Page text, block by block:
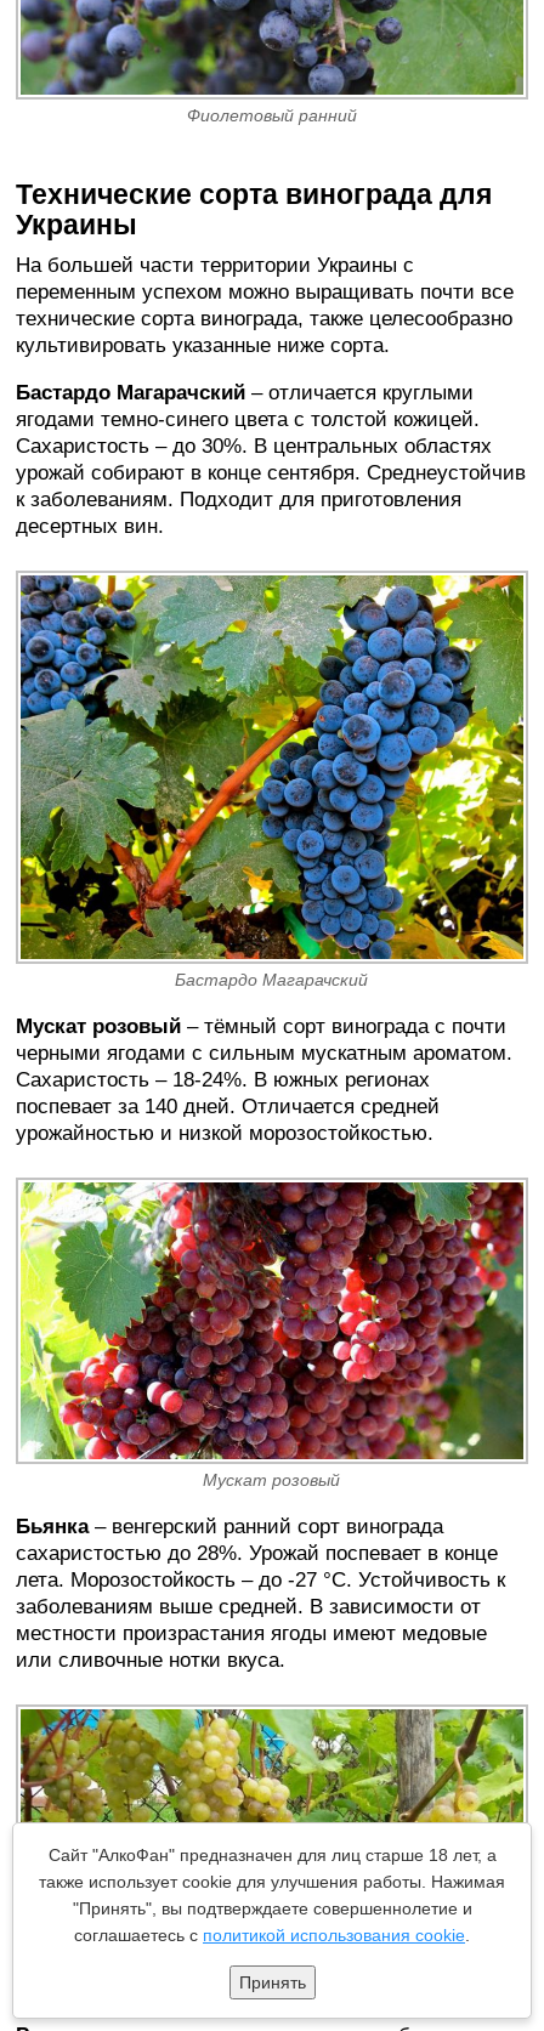
Сайт "АлкоФан" предназначен для лиц старше 18 лет, а
также использует cookie для улучшения работы. Нажимая
"Принять", вы подтверждаете совершеннолетие и
соглашаетесь с политикой использования cookie
Принять
Фиолетовый ранний
Технические сорта винограда для
Украины
На большей части территории Украины с
переменным успехом можно выращивать почти все
технические сорта винограда, также целесообразно
культивировать указанные ниже сорта.
Бастардо Магарачский – отличается круглыми
ягодами темно-синего цвета с толстой кожицей.
Сахаристость – до 30%. В центральных областях
урожай собирают в конце сентября. Среднеустойчив
к заболеваниям. Подходит для приготовления
десертных вин.
Бастардо Магарачский
Мускат розовый – тёмный сорт винограда с почти
черными ягодами с сильным мускатным ароматом.
Сахаристость – 18-24%. В южных регионах
поспевает за 140 дней. Отличается средней
урожайностью и низкой морозостойкостью.
Мускат розовый
Бьянка– венгерский ранний сорт винограда
сахаристостью до 28%. Урожай поспевает в конце
лета. Морозостойкость – до -27 °C. Устойчивость к
заболеваниям выше средней. В зависимости от
местности произрастания ягоды имеют медовые
или сливочные нотки вкуса.
Бьянка